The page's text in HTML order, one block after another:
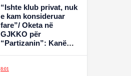
“Ishte klub privat, nuk
e kam konsideruar
fare”/ Oketa në
GJKKO për
“Partizanin”: Kanë
delegoja, por…
8:01